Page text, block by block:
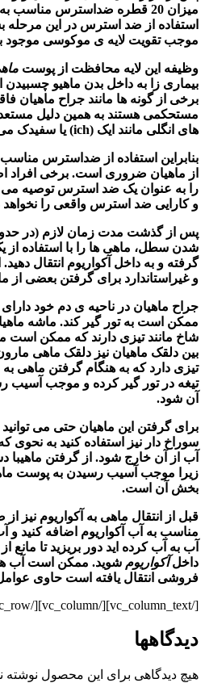
میزان 20 قطره ضداسترس
استفاده از ضد استرس در این مرحله
موجب تقویت لایه ی موکوسی
وظیفه این لایه محافظت از پوست
بیماری زا به داخل بدن ماهیو
برخی از گونه ها مانند جراح ماهیان
مستحکمی هستند به همین دلیل مستعد
های انگلی مانند ایک (ich) یا سفیدک می باشند.
بنابراین استفاده از ضداسترس
از ماهیان ضروری است. برخی افراد
را به عنوان یک ضد استرس توصیه
و کارایی ضد استرس واقعی را
شدن سطل، ماهی ها را با استفاده
گرفته و به داخل آکواریوم انتقال
و غیراستاندارد برای گرفتن بعضی از
جراح ماهیان در ناحیه ی دم خود
ممکن است به تور گیر کند. ماشه
شاخ مانند تیزی دارند که ممکن
بین دلقک ماهیان نیز دلقک ماهی
تیزی دارد که به هنگام گرفتن ماهی
تیغه در تور گیر کرده و موجب آسیب
آن شود.
برای گرفتن این ماهیان حتی می
سوراخ دار نیز استفاده کنید به نحوی
آب از آن خارج شود. از گرفتن
زیرا موجب آسیب رسیدن به پوست
بخش آن است.
قبل از انتقال ماهی به آکواریوم نیز
مناسب به آب آکواریوم اضافه کنید و
آب به آب کرده اید دور بریزید تا مانع
داخلآکواریوم شوید. ممکن است آب
فروشی انتقال یافته است حاوی
[/vc_column_text][/vc_column][/vc_row]
دیدگاهها
هیچ دیدگاهی برای این محصول